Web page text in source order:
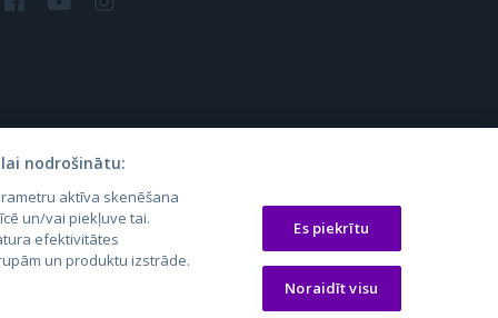
auto24.ee
KV.ee
Osta.ee
KuldneBörs.ee
nodrošinātu:
aktīva skenēšana
un/vai piekļuve tai.
efektivitātes
un produktu izstrāde.
Es piekrītu
Noraidīt visu